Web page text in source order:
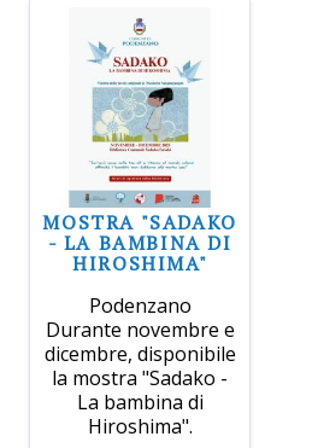
MOSTRA "SADAKO
- LA BAMBINA DI
HIROSHIMA"
Podenzano
Durante novembre e
dicembre, disponibile
la mostra "Sadako -
La bambina di
Hiroshima".